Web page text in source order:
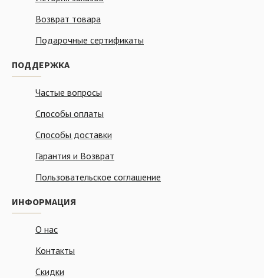
Возврат товара
Подарочные сертификаты
ПОДДЕРЖКА
Частые вопросы
Способы оплаты
Способы доставки
Гарантия и Возврат
Пользовательское соглашение
ИНФОРМАЦИЯ
О нас
Контакты
Скидки